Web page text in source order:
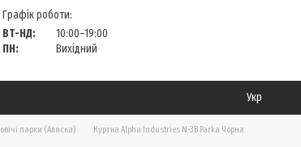
Графік роботи:
ВТ-НД:
10:00–19:00
ПН:
Вихідний
Укр
парки (Аляска) Куртка Alpha Industries N-3B Parka Чорна